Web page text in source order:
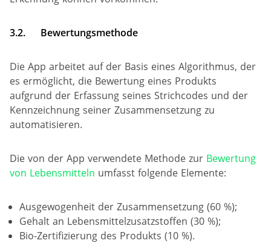
3.2. Bewertungsmethode
Die App arbeitet auf der Basis eines Algorithmus, der
es ermöglicht, die Bewertung eines Produkts
aufgrund der Erfassung seines Strichcodes und der
Kennzeichnung seiner Zusammensetzung zu
automatisieren.
Die von der App verwendete Methode zur Bewertung
von Lebensmitteln umfasst folgende Elemente:
Ausgewogenheit der Zusammensetzung (60 %);
Gehalt an Lebensmittelzusatzstoffen (30 %);
Bio-Zertifizierung des Produkts (10 %).